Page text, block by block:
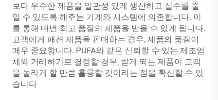
보다 우수한 제품을 일관성 있게 생산하고 실수를 줄
일 수 있도록 해주는 기계와 시스템에 의존합니다. 이
를 통해 매번 최고 품질의 제품을 받을 수 있게 됩니다.
고객에게 패션 제품을 판매하는 경우, 제품의 품질이
매우 중요합니다. PUFA와 같은 신뢰할 수 있는 제조업
체와 거래하기로 결정할 경우, 받게 되는 제품이 고객
을 놀라게 할 만큼 훌륭할 것이라는 점을 확신할 수 있
습니다